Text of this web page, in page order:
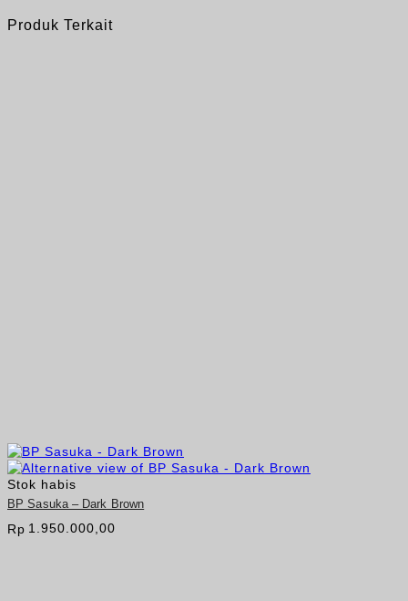
Produk Terkait
Stok habis
BP Sasuka – Dark Brown
Rp 1.950.000,00